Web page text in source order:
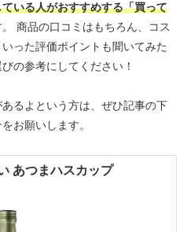
いる人がおすすめする「買って
。 商品の口コミはもちろん、コス
った評価ポイントも聞いてみた
の参考にしてください！
るよという方は、ぜひ記事の下
お願いします。
あつまハスカップ